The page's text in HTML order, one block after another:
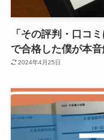
「その評判・口コ
で合格した僕が本
2024年4月25日